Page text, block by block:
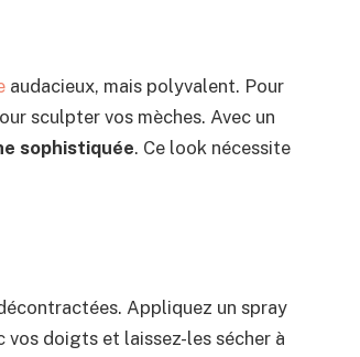
audacieux, mais polyvalent. Pour
sculpter vos mèches. Avec un
sophistiquée. Ce look nécessite
Appliquez un spray
vos doigts et laissez-les sécher à